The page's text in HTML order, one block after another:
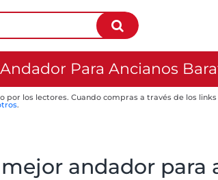
Para Ancianos
por los lectores. Cuando compras a través de los
.
mejor andador para